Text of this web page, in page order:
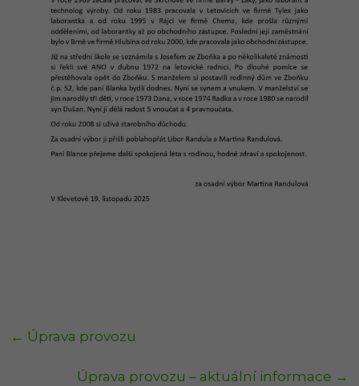
← Úprava provozu
Úprava provozu – aktuální informace →